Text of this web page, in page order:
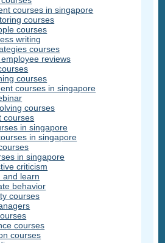
courses in singapore
courses
courses
writing
courses
reviews
courses
courses in singapore
courses
courses
in singapore
in singapore
in singapore
criticism
and learn
behavior
courses
courses
courses